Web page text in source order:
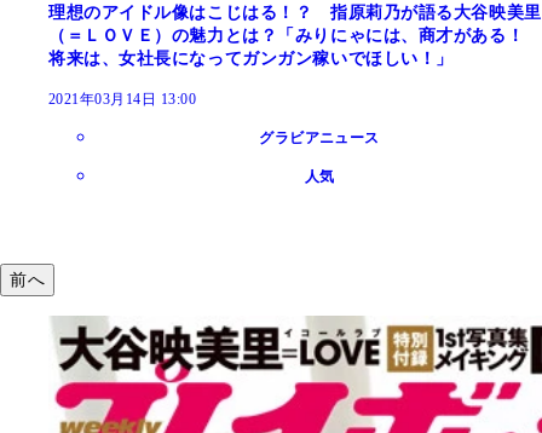
理想のアイドル像はこじはる！？ 指原莉乃が語る大谷映美里
（＝ＬＯＶＥ）の魅力とは？「みりにゃには、商才がある！
将来は、女社長になってガンガン稼いでほしい！」
2021年03月14日 13:00
グラビアニュース
人気
前へ